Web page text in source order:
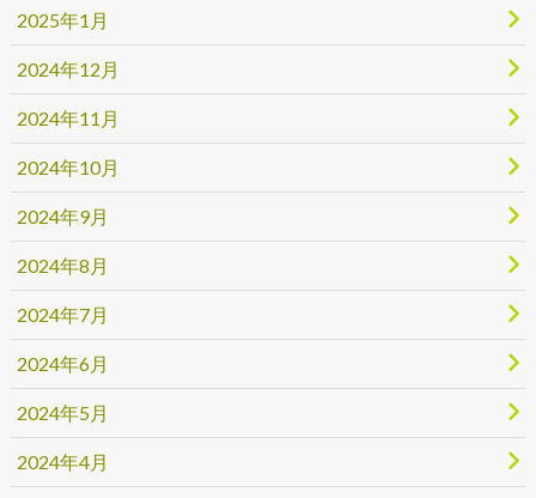
2025年1月
2024年12月
2024年11月
2024年10月
2024年9月
2024年8月
2024年7月
2024年6月
2024年5月
2024年4月